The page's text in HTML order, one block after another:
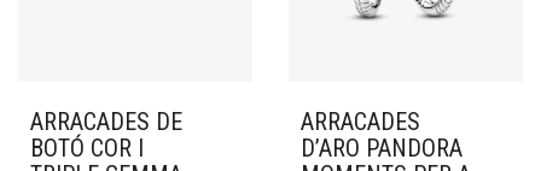
ARRACADES DE
BOTÓ COR I
ARRACADES
D’ARO PANDORA